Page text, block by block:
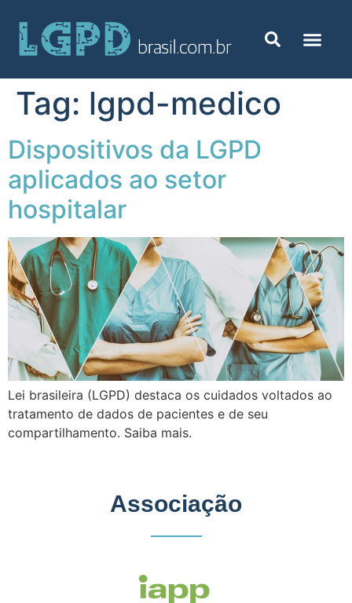
Tag: lgpd-medico
Dispositivos da LGPD
aplicados ao setor
hospitalar
Lei brasileira (LGPD) destaca os cuidados voltados ao
tratamento de dados de pacientes e de seu
compartilhamento. Saiba mais.
Associação